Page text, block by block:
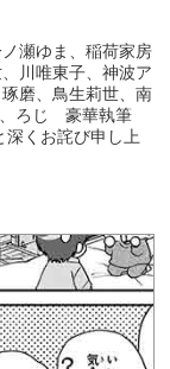
瀬ゆま、稲荷家房
川唯東子、神波ア
磨、鳥生莉世、南
、ろじ 豪華執筆
くお詫び申し上